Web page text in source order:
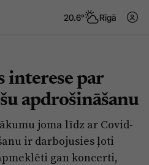
20.6° Rīgā
Pieslēgties
Tēmas
Viedokļi
interese par
apdrošināšanu
joma līdz ar Covid-
ir darbojusies ļoti
gan koncerti,